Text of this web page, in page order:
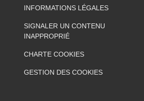
INFORMATIONS LÉGALES
SIGNALER UN CONTENU
INAPPROPRIÉ
CHARTE COOKIES
GESTION DES COOKIES